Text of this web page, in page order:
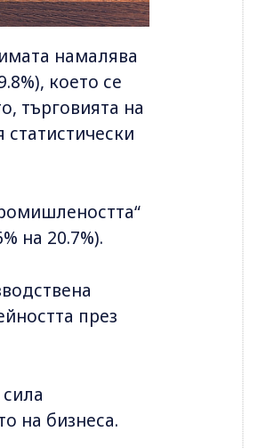
намалява
което се
търговията на
на 20.7%).
през
на бизнеса.